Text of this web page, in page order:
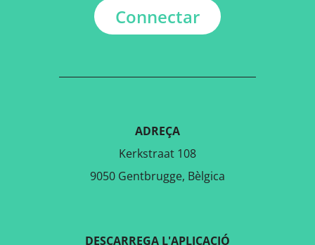
Connectar
ADREÇA
Kerkstraat 108
9050 Gentbrugge, Bèlgica
DESCARREGA L'APLICACIÓ